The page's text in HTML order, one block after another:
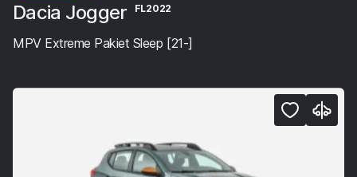
Dacia Jogger FL2022
MPV Extreme Pakiet Sleep [21-]